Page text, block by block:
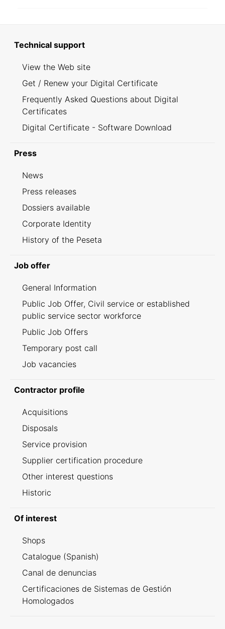
Technical support
View the Web site
Get / Renew your Digital Certificate
Frequently Asked Questions about Digital
Certificates
Digital Certificate - Software Download
Press
News
Press releases
Dossiers available
Corporate Identity
History of the Peseta
Job offer
General Information
Public Job Offer, Civil service or established
public service sector workforce
Public Job Offers
Temporary post call
Job vacancies
Contractor profile
Acquisitions
Disposals
Service provision
Supplier certification procedure
Other interest questions
Historic
Of interest
Shops
Catalogue (Spanish)
Canal de denuncias
Certificaciones de Sistemas de Gestión
Homologados